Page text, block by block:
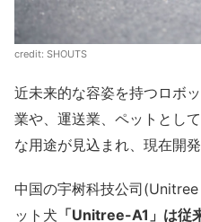
credit: SHOUTS
近未来的な容姿を持つロボ
業や、運送業、ペットとし
な用途が見込まれ、現在開
中国の宇树科技公司
ット犬 「Unitree-A1」は従